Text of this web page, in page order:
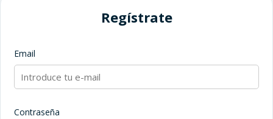
Regístrate
Email
Contraseña